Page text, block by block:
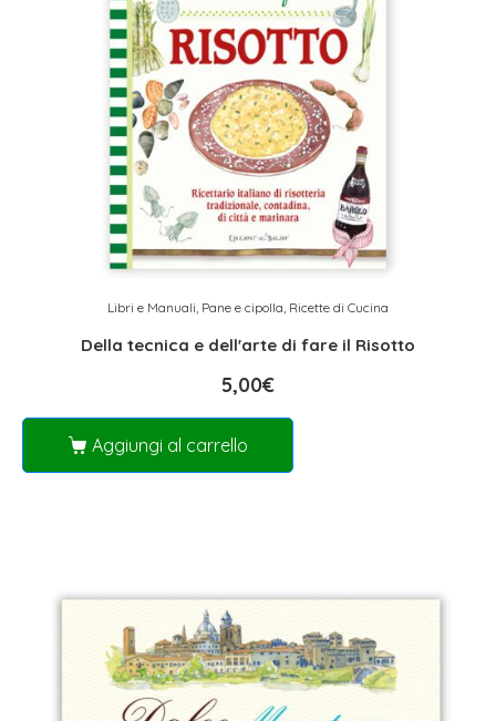
Libri e Manuali Pane e cipolla Ricette di Cucina
Della tecnica e dell'arte di fare il Risotto
5,00€
Aggiungi al carrello